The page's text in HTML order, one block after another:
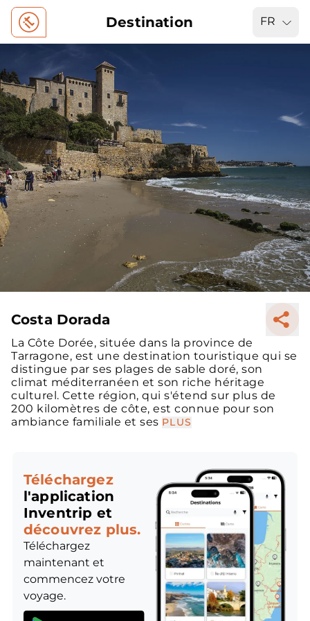
Destination FR
Costa Dorada
La Côte Dorée, située dans la province de
Tarragone, est une destination touristique qui se
distingue par ses plages de sable doré, son
climat méditerranéen et son riche héritage
culturel. Cette région, qui s'étend sur plus de
200 kilomètres de côte, est connue pour son
ambiance familiale et ses PLUS
Téléchargez
l'application
Inventrip et
découvrez plus.
Téléchargez
maintenant et
commencez votre
voyage.